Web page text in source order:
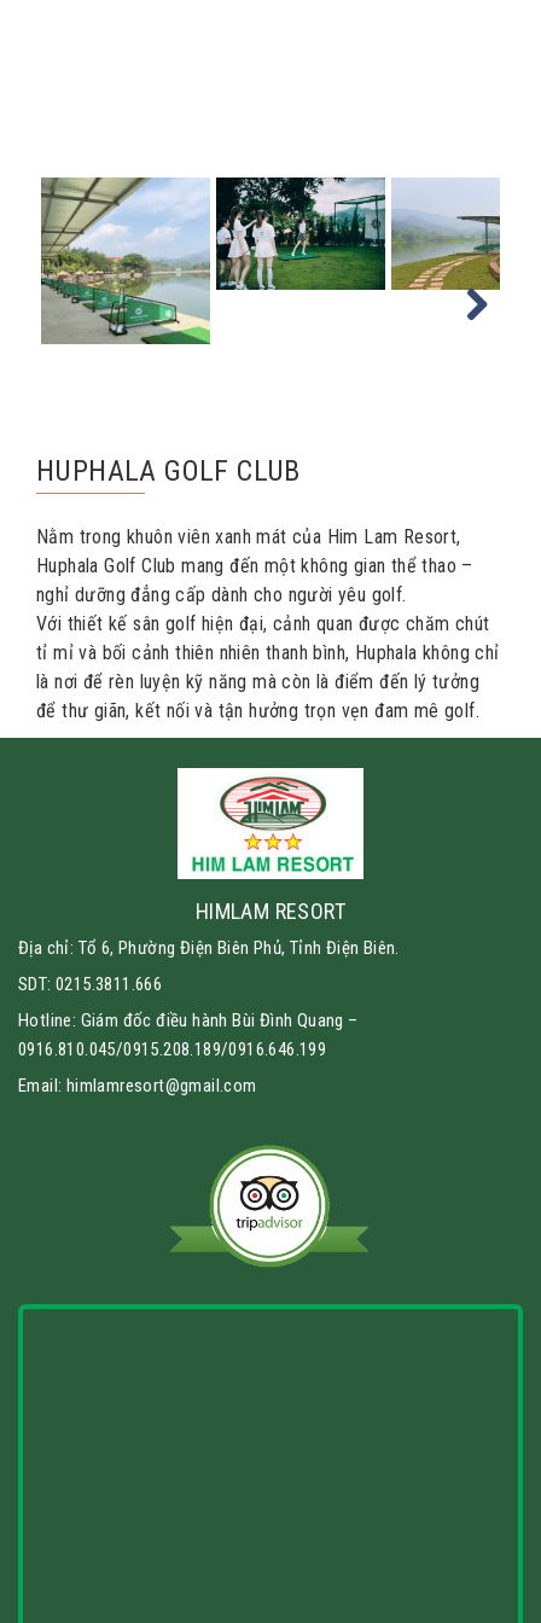
HUPHALA GOLF CLUB
Nằm trong khuôn viên xanh mát của Him Lam Resort,
Huphala Golf Club mang đến một không gian thể thao –
nghỉ dưỡng đẳng cấp dành cho người yêu golf.
Với thiết kế sân golf hiện đại, cảnh quan được chăm chút
tỉ mỉ và bối cảnh thiên nhiên thanh bình, Huphala không chỉ
là nơi để rèn luyện kỹ năng mà còn là điểm đến lý tưởng
để thư giãn, kết nối và tận hưởng trọn vẹn đam mê golf.
HIMLAM RESORT
Địa chỉ: Tổ 6, Phường Điện Biên Phủ, Tỉnh Điện Biên.
SDT: 0215.3811.666
Hotline: Giám đốc điều hành Bùi Đình Quang –
0916.810.045/0915.208.189/0916.646.199
Email: himlamresort@gmail.com